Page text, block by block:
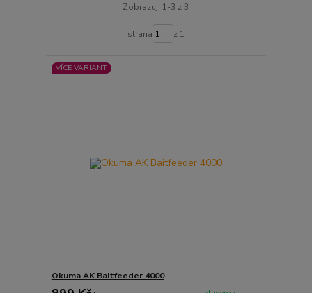
Zobrazuji 1-3 z 3
strana z 1
VÍCE VARIANT
Okuma AK Baitfeeder 4000